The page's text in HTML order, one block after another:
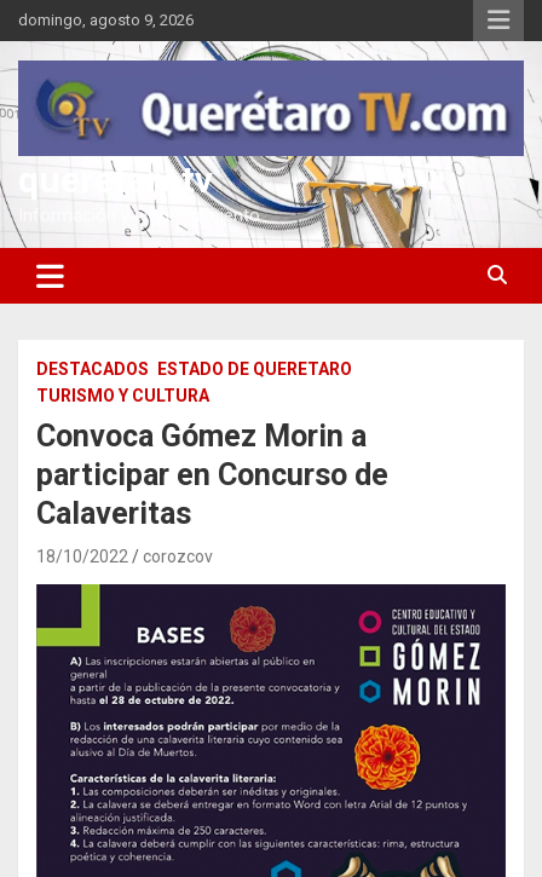
Saltar
al
contenido
domingo, agosto 9, 2026
queretarotv
Información y entretenimiento
DESTACADOS
ESTADO DE QUERETARO
TURISMO Y CULTURA
Convoca Gómez Morin a
participar en Concurso de
Calaveritas
18/10/2022 corozcov